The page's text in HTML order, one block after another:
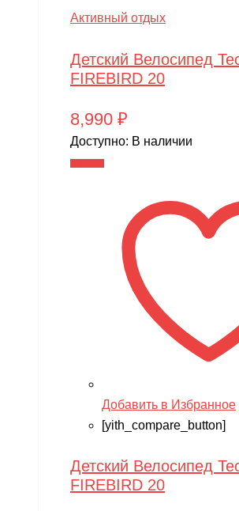
Активный отдых
Детский Велосипед
FIREBIRD 20
8,990 ₽
Доступно: В наличии
Добавить в Избранное
[yith_compare_button]
Детский Велосипед
FIREBIRD 20